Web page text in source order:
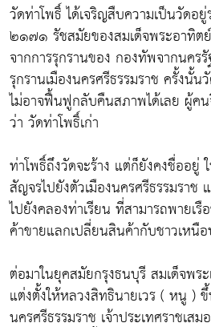
วัดท่าโพธิ์ ได้เจริญสืบความเป็นวัด
๒๑๗๑ รัชสมัยของสมเด็จพระอาทิต
จากการรุกรานของ กองทัพจากนคร
รุกรานเมืองนครศรีธรรมราช ครั้งนั้น
ไม่อาจฟื้นฟูกลับคืนสภาพได้เลย ผู้ค
ว่า วัดท่าโพธิ์เก่า
ท่าโพธิ์ถึงวัดจะร้าง แต่ก็ยังคงชื่ออยู่
สัญจรไปยังตัวเมืองนครศรีธรรมราช
ไปยังคลองท่าเรียน ที่สามารถพายเ
ค้าขายแลกเปลี่ยนสินค้ากับชาวเหนื
ต่อมาในยุคสมัยกรุงธนบุรี สมเด็จพร
แต่งตั้งให้หลวงสิทธินายเวร ( หนู )
นครศรีธรรมราช เจ้าประเทศราชเส